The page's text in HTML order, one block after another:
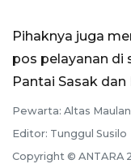
Pihaknya juga
pos pelayanan di
Pantai Sasak
Pewarta: Altas
Editor: Tunggul Susilo
Copyright © ANTARA